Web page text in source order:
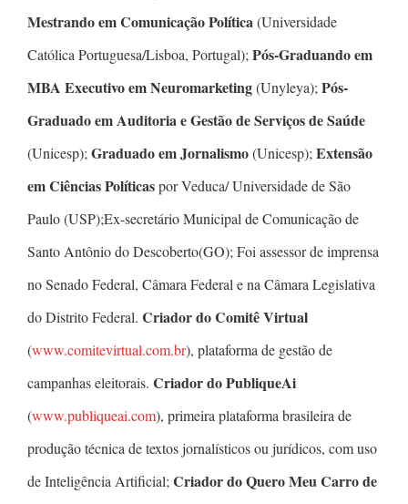
Mestrando em Comunicação Política(Universidade
Católica Portuguesa/Lisboa, Portugal); Pós-Graduando em
MBA Executivo em Neuromarketing(Unyleya); Pós-
Graduado em Auditoria e Gestão de Serviços de Saúde
(Unicesp); Graduado em Jornalismo(Unicesp); Extensão
em Ciências Políticaspor Veduca/ Universidade de São
Paulo (USP);Ex-secretário Municipal de Comunicação de
Santo Antônio do Descoberto(GO); Foi assessor de imprensa
no Senado Federal, Câmara Federal e na Câmara Legislativa
do Distrito Federal. Criador do Comitê Virtual
(www.comitevirtual.com.br), plataforma de gestão de
campanhas eleitorais. Criador do PubliqueAi
(www.publiqueai.com), primeira plataforma brasileira de
produção técnica de textos jornalísticos ou jurídicos, com uso
de Inteligência Artificial; Criador do Quero Meu Carro de